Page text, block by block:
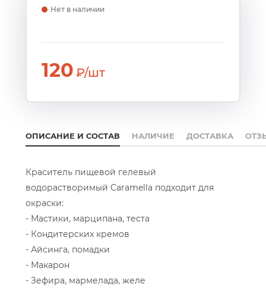
Нет в наличии
120₽/шт
ОПИСАНИЕ И СОСТАВ НАЛИЧИЕ ДОСТАВКА
Краситель пищевой гелевый
водорастворимый Caramella подходит для
окраски:
- Мастики, марципана, теста
- Кондитерских кремов
- Айсинга, помадки
- Макарон
- Зефира, мармелада, желе